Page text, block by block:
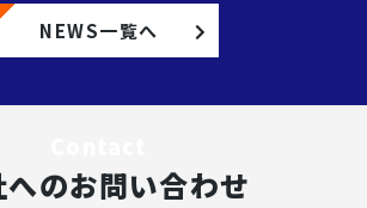
NEWS一覧へ
へのお問い合わせ